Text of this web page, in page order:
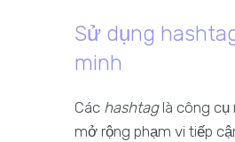
Sử dụng
minh
Các hashtaglà công cụ
mở rộng phạm vi tiếp